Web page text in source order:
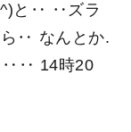
と‥ ‥ズラ
‥ なんとか.
‥‥ 14時20